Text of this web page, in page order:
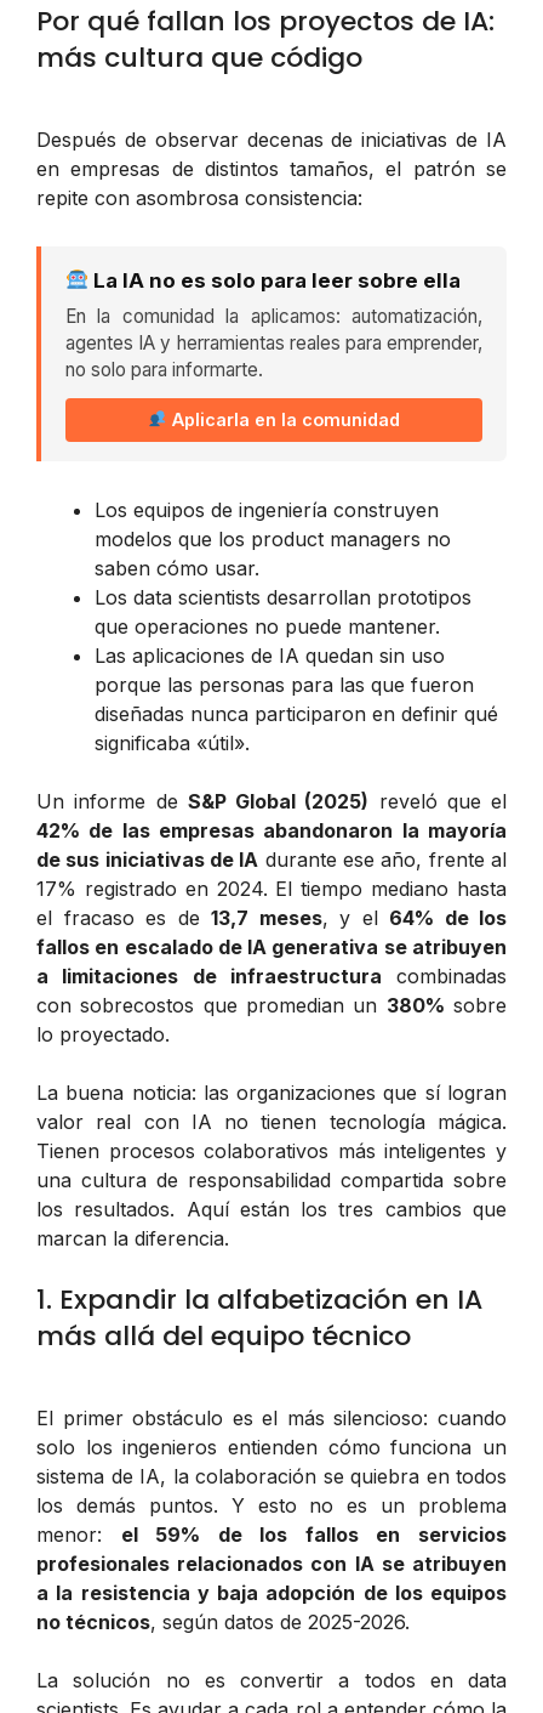
Por qué fallan los proyectos de IA:
más cultura que código
Después de observar decenas de iniciativas de IA
en empresas de distintos tamaños, el patrón se
repite con asombrosa consistencia:
La IA no es solo para leer sobre ella
En la comunidad la aplicamos: automatización,
agentes IA y herramientas reales para emprender,
no solo para informarte.
Aplicarla en la comunidad
Los equipos de ingeniería construyen
modelos que los product managers no
saben cómo usar.
Los data scientists desarrollan prototipos
que operaciones no puede mantener.
Las aplicaciones de IA quedan sin uso
porque las personas para las que fueron
diseñadas nunca participaron en definir qué
significaba «útil».
Un informe de S&P Global (2025) reveló que el
42% de las empresas abandonaron la mayoría
de sus iniciativas de IA durante ese año, frente al
17% registrado en 2024. El tiempo mediano hasta
el fracaso es de 13,7 meses, y el 64% de los
fallos en escalado de IA generativa se atribuyen
a limitaciones de infraestructura combinadas
con sobrecostos que promedian un 380% sobre
lo proyectado.
La buena noticia: las organizaciones que sí logran
valor real con IA no tienen tecnología mágica.
Tienen procesos colaborativos más inteligentes y
una cultura de responsabilidad compartida sobre
los resultados. Aquí están los tres cambios que
marcan la diferencia.
1. Expandir la alfabetización en IA
más allá del equipo técnico
El primer obstáculo es el más silencioso: cuando
solo los ingenieros entienden cómo funciona un
sistema de IA, la colaboración se quiebra en todos
los demás puntos. Y esto no es un problema
menor: el 59% de los fallos en servicios
profesionales relacionados con IA se atribuyen
a la resistencia y baja adopción de los equipos
no técnicos, según datos de 2025-2026.
La solución no es convertir a todos en data